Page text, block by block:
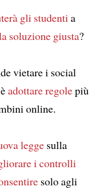
gli studentia
soluzione giusta?
vietare i social
adottare regolepiù
online.
leggesulla
i controlli
solo agli